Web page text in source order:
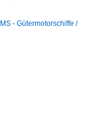
- Gütermotorschiffe /